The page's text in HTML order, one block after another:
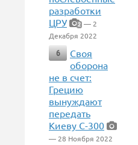
разработки
ЦРУ
2 — 2
Декабря 2022
6
Своя
оборона
не в счет:
Грецию
вынуждают
передать
Киеву С-300
— 28 Ноября 2022